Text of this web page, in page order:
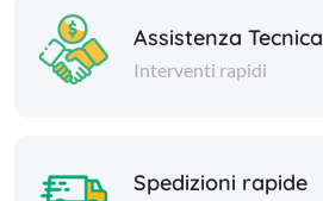
Assistenza Tecnica
Interventi rapidi
Spedizioni rapide